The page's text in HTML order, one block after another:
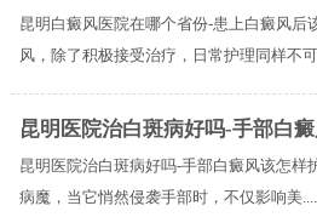
昆明白癜风医院在哪个省份-患上白癜风后
风，除了积极接受治疗，日常护理同样不可
昆明医院治白斑病好吗-手部白
昆明医院治白斑病好吗-手部白癜风该怎样
病魔，当它悄然侵袭手部时，不仅影响美.....